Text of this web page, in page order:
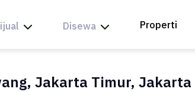
Disewa Properti
Jakarta Timur, Jakarta